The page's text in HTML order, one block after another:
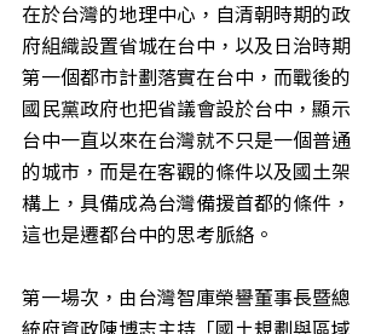
在於台灣的地理中心，自清朝時期的政
府組織設置省城在台中，以及日治時期
第一個都市計劃落實在台中，而戰後的
國民黨政府也把省議會設於台中，顯示
台中一直以來在台灣就不只是一個普通
的城市，而是在客觀的條件以及國土架
構上，具備成為台灣備援首都的條件，
這也是遷都台中的思考脈絡。
第一場次，由台灣智庫榮譽董事長暨總